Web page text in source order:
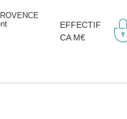
EFFECTIF
CA M€